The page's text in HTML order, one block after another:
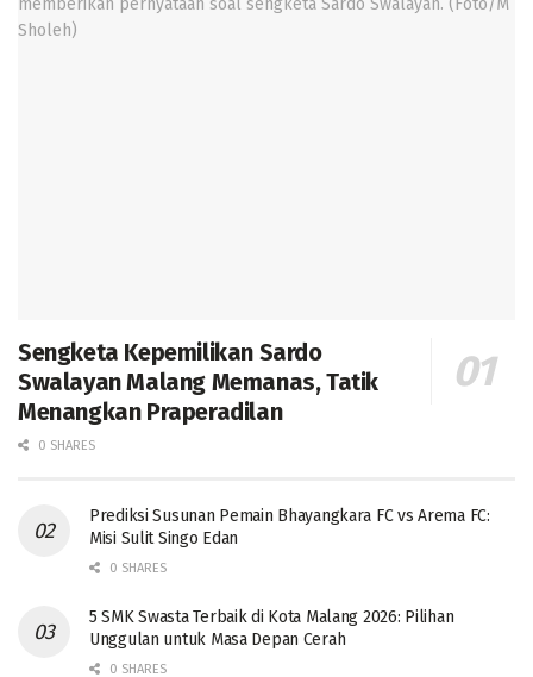
Sengketa Kepemilikan Sardo
Swalayan Malang Memanas, Tatik
Menangkan Praperadilan
0 SHARES
Prediksi Susunan Pemain Bhayangkara FC vs Arema FC:
Misi Sulit Singo Edan
0 SHARES
5 SMK Swasta Terbaik di Kota Malang 2026: Pilihan
Unggulan untuk Masa Depan Cerah
0 SHARES